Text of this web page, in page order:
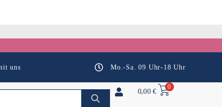
uns Mo.-Sa. 09 Uhr-18 Uhr
0,00€
0